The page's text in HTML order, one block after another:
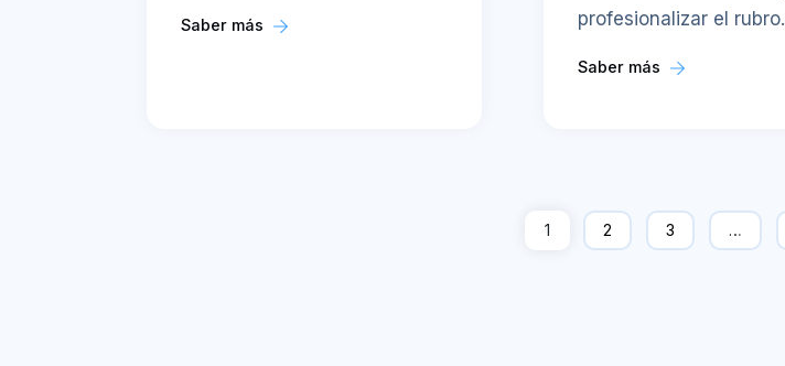
Saber más
profesionalizar el rubro.
Saber más
1 2 3 …